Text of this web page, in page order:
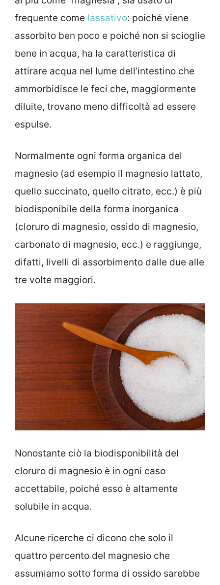
frequente come lassativo: poiché viene
assorbito ben poco e poiché non si scioglie
bene in acqua, ha la caratteristica di
attirare acqua nel lume dell’intestino che
ammorbidisce le feci che, maggiormente
diluite, trovano meno difficoltà ad essere
espulse.
Normalmente ogni forma organica del
magnesio (ad esempio il magnesio lattato,
quello succinato, quello citrato, ecc.) è più
biodisponibile della forma inorganica
(cloruro di magnesio, ossido di magnesio,
carbonato di magnesio, ecc.) e raggiunge,
difatti, livelli di assorbimento dalle due alle
tre volte maggiori.
Nonostante ciò la biodisponibilità del
cloruro di magnesio è in ogni caso
accettabile, poiché esso è altamente
solubile in acqua.
Alcune ricerche ci dicono che solo il
quattro percento del magnesio che
assumiamo sotto forma di ossido sarebbe